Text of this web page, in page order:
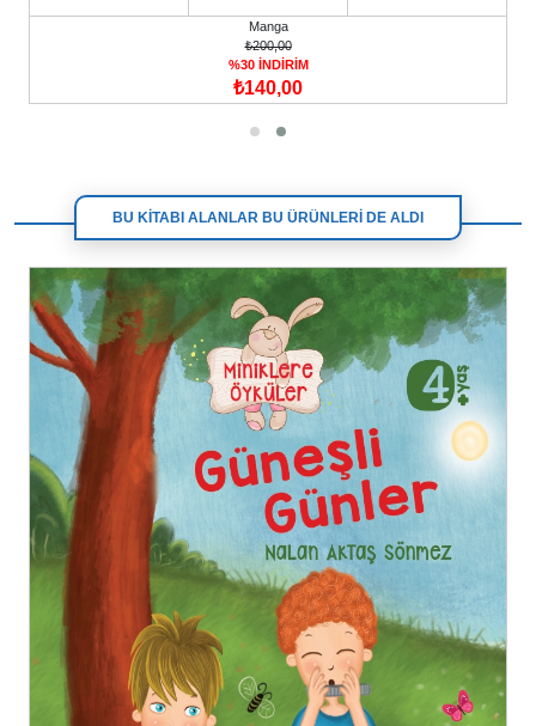
Manga
₺200,00
%30 İNDİRİM
₺140,00
BU KİTABI ALANLAR BU ÜRÜNLERİ DE ALDI